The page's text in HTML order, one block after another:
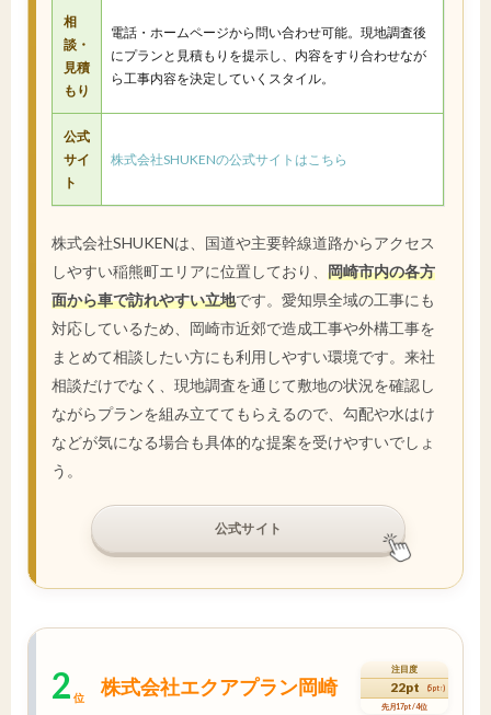
相
談・
見積
もり
電話・ホームページから問い合わせ可能。現地調査後
にプランと見積もりを提示し、内容をすり合わせなが
ら工事内容を決定していくスタイル。
公式
サイ
ト
株式会社SHUKENの公式サイトはこちら
株式会社SHUKENは、国道や主要幹線道路からアクセス
しやすい稲熊町エリアに位置しており、 岡崎市内の各方
面から車で訪れやすい立地です。愛知県全域の工事にも
対応しているため、岡崎市近郊で造成工事や外構工事を
まとめて相談したい方にも利用しやすい環境です。来社
相談だけでなく、現地調査を通じて敷地の状況を確認し
ながらプランを組み立ててもらえるので、勾配や水はけ
などが気になる場合も具体的な提案を受けやすいでしょ
う。
公式サイト
2 位 株式会社エクアプラン岡崎
注目度
22pt (5pt↑)
先月17pt / 4位